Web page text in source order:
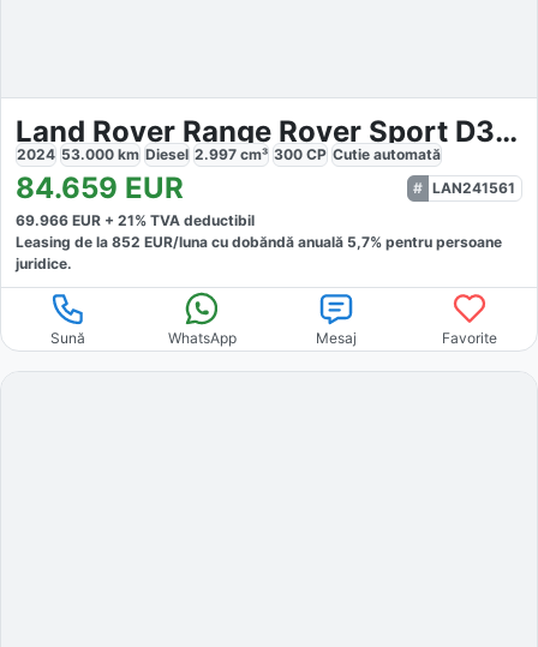
Land Rover Range Rover Sport D300 Dynamic SE
2024 53.000 km Diesel 2.997 cm³ 300 CP Cutie automată
84.659 EUR
LAN241561
69.966 EUR + 21% TVA deductibil
Leasing de la 852 EUR/luna cu dobăndă anuală 5,7% pentru persoane
juridice.
Sună WhatsApp Mesaj Favorite